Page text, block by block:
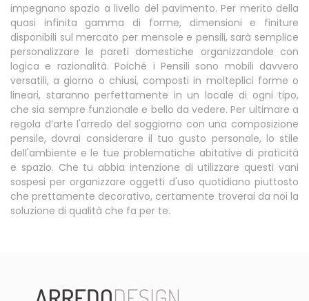
impegnano spazio a livello del pavimento. Per merito della
quasi infinita gamma di forme, dimensioni e finiture
disponibili sul mercato per mensole e pensili, sarà semplice
personalizzare le pareti domestiche organizzandole con
logica e razionalità. Poiché i Pensili sono mobili davvero
versatili, a giorno o chiusi, composti in molteplici forme o
lineari, staranno perfettamente in un locale di ogni tipo,
che sia sempre funzionale e bello da vedere. Per ultimare a
regola d’arte l'arredo del soggiorno con una composizione
pensile, dovrai considerare il tuo gusto personale, lo stile
dell'ambiente e le tue problematiche abitative di praticità
e spazio. Che tu abbia intenzione di utilizzare questi vani
sospesi per organizzare oggetti d'uso quotidiano piuttosto
che prettamente decorativo, certamente troverai da noi la
soluzione di qualità che fa per te.